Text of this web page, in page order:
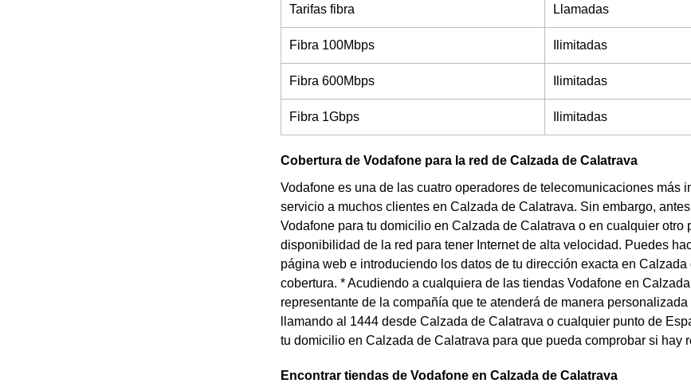
Tarifas fibra Llamadas
Fibra 100Mbps Ilimitadas
Fibra 600Mbps Ilimitadas
Fibra 1Gbps Ilimitadas
Cobertura de Vodafone para la red de Calzada de Calatrava
Vodafone es una de las cuatro operadores de telecomunicaciones más
servicio a muchos clientes en Calzada de Calatrava. Sin embargo,
Vodafone para tu domicilio en Calzada de Calatrava o en cualquier otro
disponibilidad de la red para tener Internet de alta velocidad. Puedes
página web e introduciendo los datos de tu dirección exacta en
cobertura. * Acudiendo a cualquiera de las tiendas Vodafone en
representante de la compañía que te atenderá de manera
llamando al 1444 desde Calzada de Calatrava o cualquier punto de
tu domicilio en Calzada de Calatrava para que pueda comprobar si hay
Encontrar tiendas de Vodafone en Calzada de Calatrava